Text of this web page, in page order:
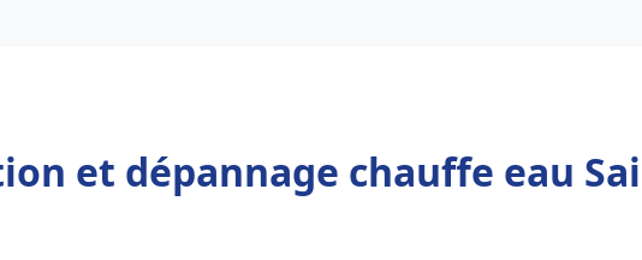
et dépannage chauffe eau